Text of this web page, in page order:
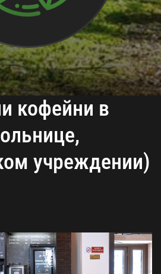
кофейни в
учреждении)